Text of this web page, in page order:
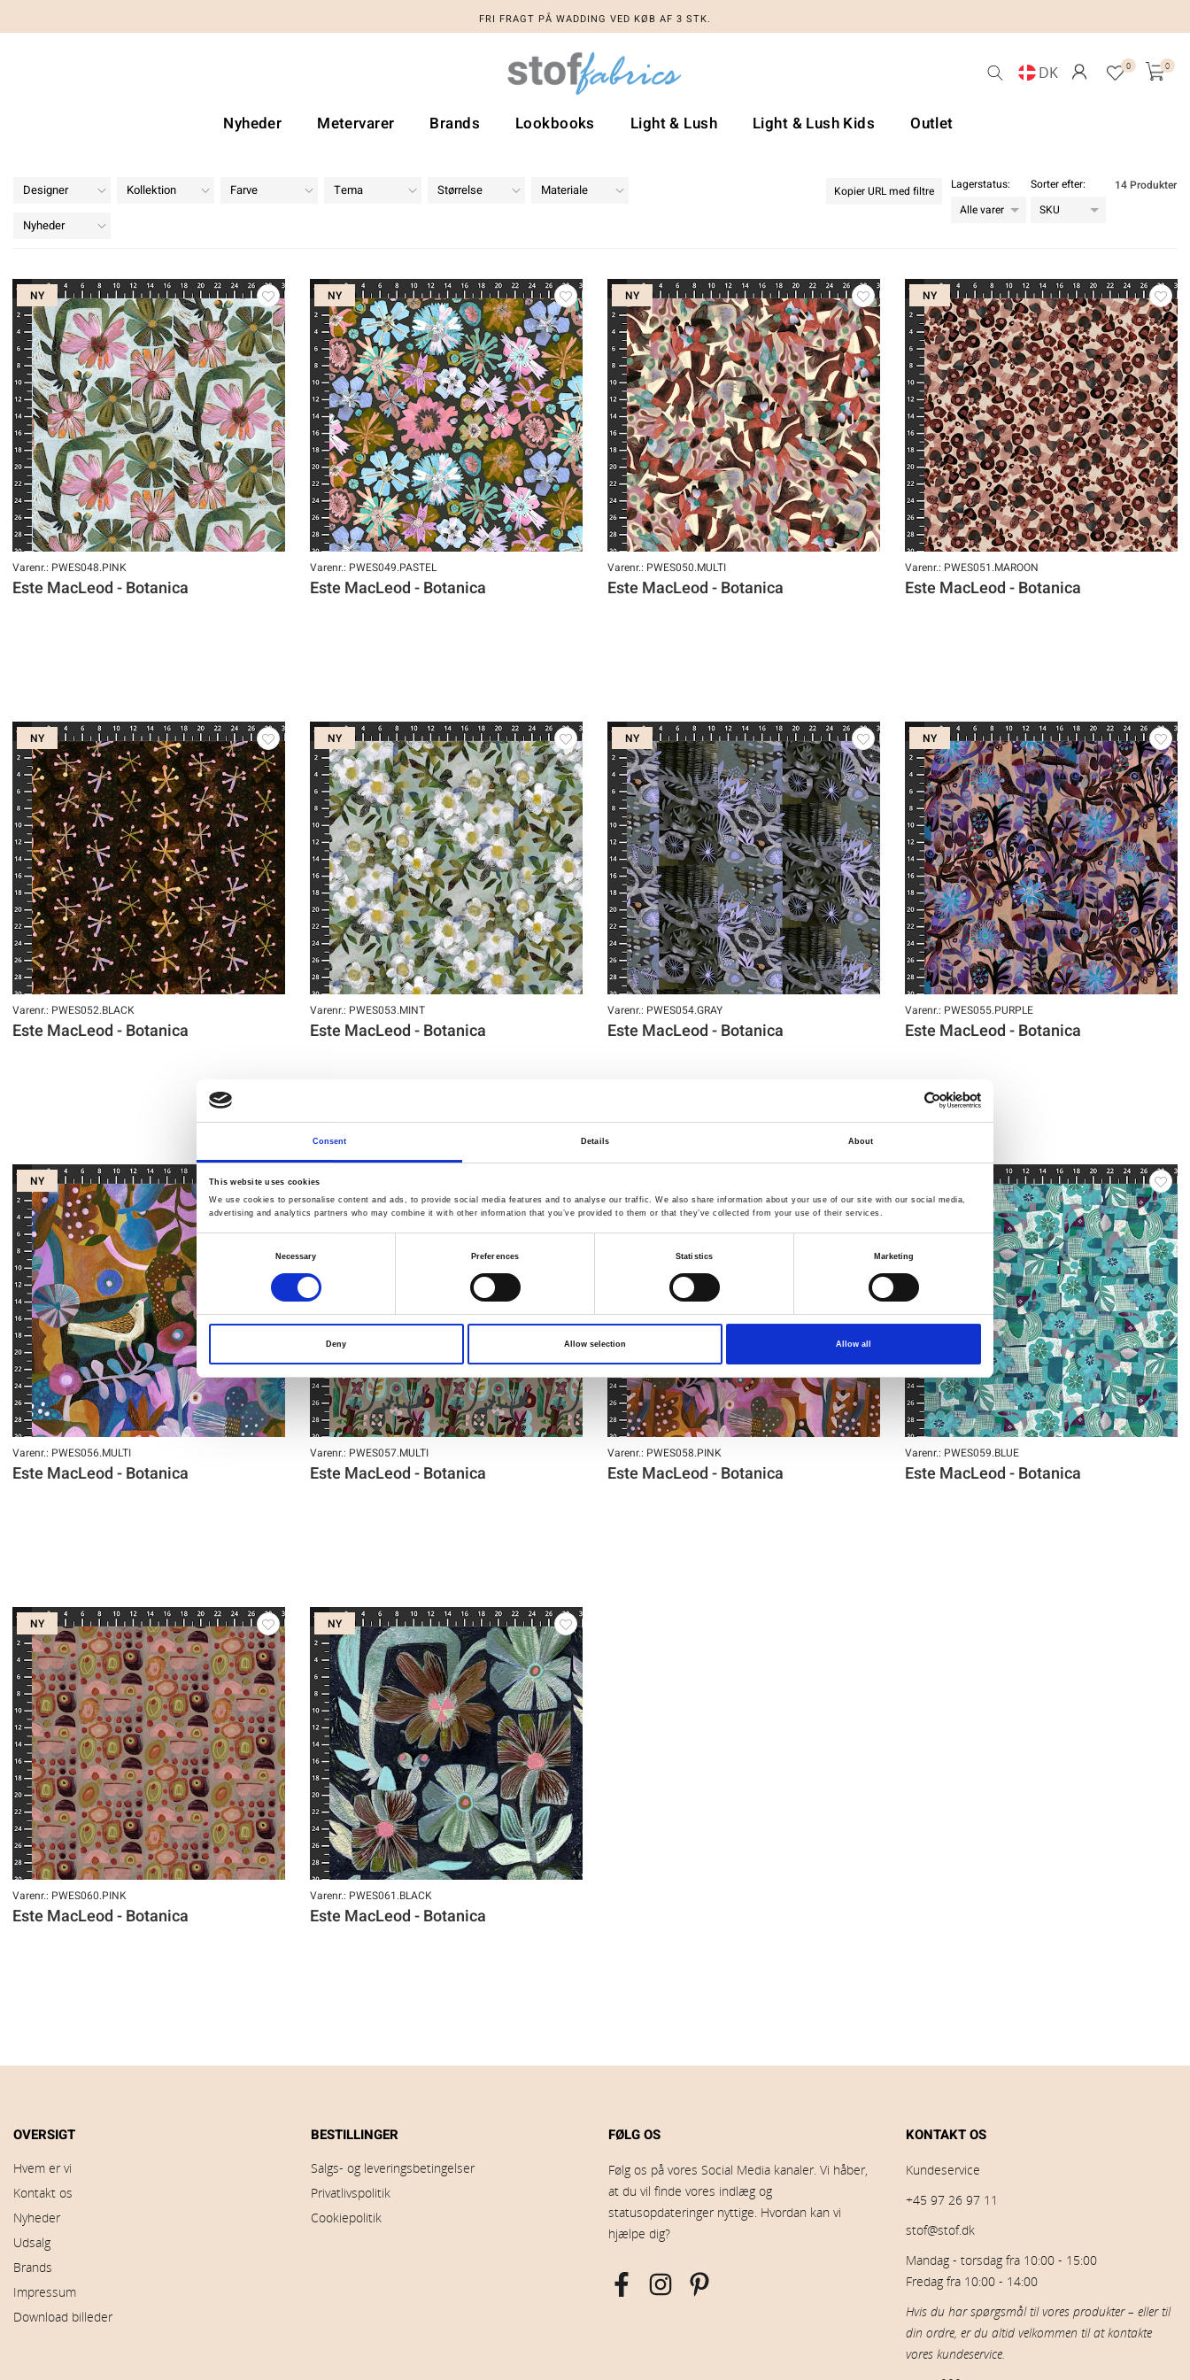
Consent Details About
This website uses cookies
We use cookies to personalise content and ads, to provide social media features and to analyse our traffic. We also share information about your use of our site with our social media,
advertising and analytics partners who may combine it with other information that you’ve provided to them or that they’ve collected from your use of their services.
Consent
Selection
Necessary Preferences Statistics Marketing
Deny Allow selection Allow all
FRI FRAGT PÅ WADDING VED KØB AF 3 STK.
FRI FRAGT PÅ WADDING VED KØB AF 3 STK.
DK 0 0
Nyheder Metervarer Brands Lookbooks Light & Lush Light & Lush Kids Outlet
Designer Kollektion Farve Tema Størrelse Materiale
Nyheder
14 Produkter
Sorter efter:
Lagerstatus:
Kopier URL med filtre
NY
Varenr.: PWES048.PINK
Este MacLeod - Botanica
NY
Varenr.: PWES049.PASTEL
Este MacLeod - Botanica
NY
Varenr.: PWES050.MULTI
Este MacLeod - Botanica
NY
Varenr.: PWES051.MAROON
Este MacLeod - Botanica
NY
Varenr.: PWES052.BLACK
Este MacLeod - Botanica
NY
Varenr.: PWES053.MINT
Este MacLeod - Botanica
NY
Varenr.: PWES054.GRAY
Este MacLeod - Botanica
NY
Varenr.: PWES055.PURPLE
Este MacLeod - Botanica
NY
Varenr.: PWES056.MULTI
Este MacLeod - Botanica
Varenr.: PWES057.MULTI
Este MacLeod - Botanica
Varenr.: PWES058.PINK
Este MacLeod - Botanica
Varenr.: PWES059.BLUE
Este MacLeod - Botanica
NY
Varenr.: PWES060.PINK
Este MacLeod - Botanica
NY
Varenr.: PWES061.BLACK
Este MacLeod - Botanica
OVERSIGT
Hvem er vi
Kontakt os
Nyheder
Udsalg
Brands
Impressum
Download billeder
BESTILLINGER
Salgs- og leveringsbetingelser
Privatlivspolitik
Cookiepolitik
FØLG OS
Følg os på vores Social Media kanaler. Vi håber,
at du vil finde vores indlæg og
statusopdateringer nyttige. Hvordan kan vi
hjælpe dig?
KONTAKT OS
Kundeservice
+45 97 26 97 11
stof@stof.dk
Mandag - torsdag fra 10:00 - 15:00
Fredag fra 10:00 - 14:00
Hvis du har spørgsmål til vores produkter – eller til
din ordre, er du altid velkommen til at kontakte
vores kundeservice.